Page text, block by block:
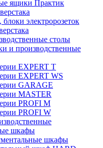
ящики Практик
электророзеток
столы
и производственные
EXPERT T
EXPERT WS
GARAGE
MASTER
PROFI M
PROFI W
шкафы
шкафы